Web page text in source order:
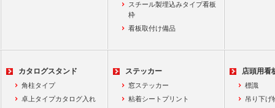
スチール製埋込みタイプ看板
枠
看板取付け備品
カタログスタンド
角柱タイプ
卓上タイプカタログ入れ
ステッカー
窓ステッカー
粘着シートプリント
店頭用看
標識
吊り下げ